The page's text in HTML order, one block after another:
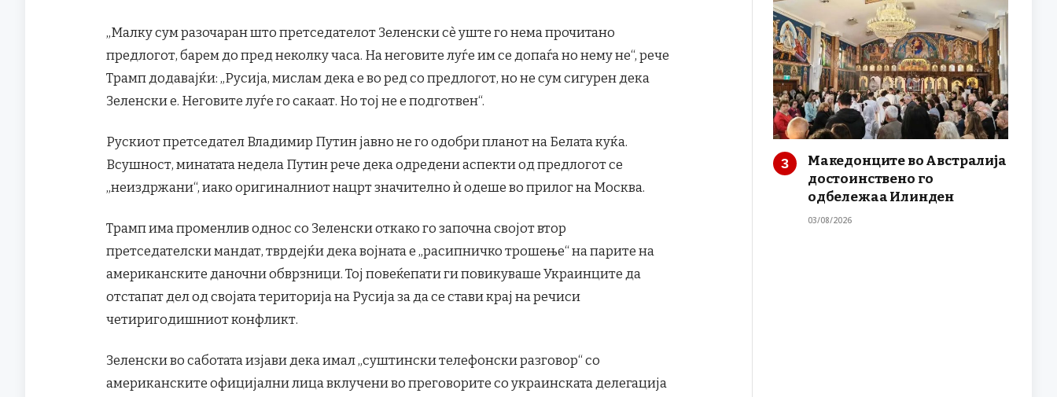
„Малку сум разочаран што претседателот Зеленски сè уште го нема прочитано
предлогот, барем до пред неколку часа. На неговите луѓе им се допаѓа но нему не“, рече
Трамп додавајќи: „Русија, мислам дека е во ред со предлогот, но не сум сигурен дека
Зеленски е. Неговите луѓе го сакаат. Но тој не е подготвен“.
Рускиот претседател Владимир Путин јавно не го одобри планот на Белата куќа.
Всушност, минатата недела Путин рече дека одредени аспекти од предлогот се
„неиздржани“, иако оригиналниот нацрт значително ѝ одеше во прилог на Москва.
Трамп има променлив однос со Зеленски откако го започна својот втор
претседателски мандат, тврдејќи дека војната е „расипничко трошење“ на парите на
американските даночни обврзници. Тој повеќепати ги повикуваше Украинците да
отстапат дел од својата територија на Русија за да се стави крај на речиси
четиригодишниот конфликт.
Зеленски во саботата изјави дека имал „суштински телефонски разговор“ со
американските официјални лица вклучени во преговорите со украинската делегација
Македонците во Австралија
достоинствено го
одбележаа Илинден
03/08/2026